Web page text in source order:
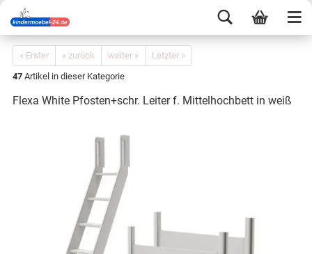
« Erster « zurück weiter »
Letzter »
47 Artikel in dieser Kategorie
Flexa White Pfosten+schr. Leiter f. Mittelhochbett in weiß